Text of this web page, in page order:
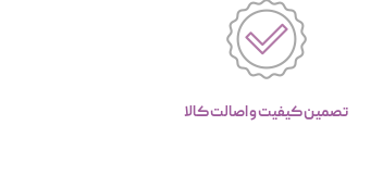
تصمین کیفیت و اصالت کالا